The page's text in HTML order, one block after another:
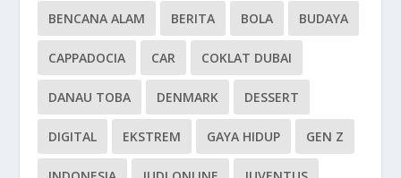
BENCANA ALAM BERITA BOLA BUDAYA
CAPPADOCIA CAR COKLAT DUBAI
DANAU TOBA DENMARK DESSERT
DIGITAL EKSTREM GAYA HIDUP GEN Z